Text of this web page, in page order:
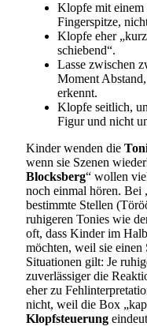
Klopfe mit einem
Fingerspitze,
Klopfe eher
schiebend“.
Lasse zwischen
Moment
erkennt.
Klopfe seitlich,
Figur und nicht
Kinder wenden die
wenn sie Szenen
Blocksberg“ wollen
noch einmal hören. Bei
bestimmte Stellen
ruhigeren Tonies wie
oft, dass Kinder im
möchten, weil sie einen
Situationen gilt: Je
zuverlässiger die
eher zu
nicht, weil die Box
Klopfsteuerung